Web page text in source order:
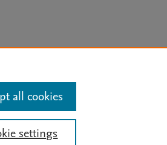
settings
all cookies